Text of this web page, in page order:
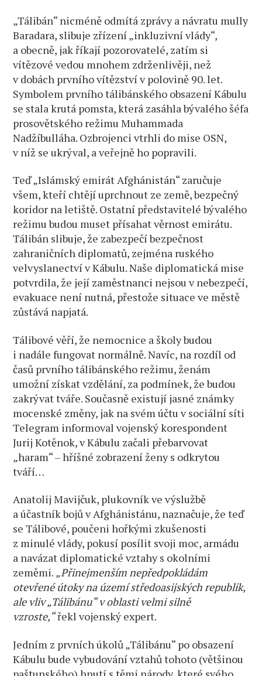
„Tálibán“ nicméně odmítá zprávy a návratu mully
Baradara, slibuje zřízení „inkluzivní vlády“,
a obecně, jak říkají pozorovatelé, zatím si
vítězové vedou mnohem zdrženlivěji, než
v dobách prvního vítězství v polovině 90. let.
Symbolem prvního tálibánského obsazení Kábulu
se stala krutá pomsta, která zasáhla bývalého šéfa
prosovětského režimu Muhammada
Nadžíbulláha. Ozbrojenci vtrhli do mise OSN,
v níž se ukrýval, a veřejně ho popravili.
Teď „Islámský emirát Afghánistán“ zaručuje
všem, kteří chtějí uprchnout ze země, bezpečný
koridor na letiště. Ostatní představitelé bývalého
režimu budou muset přísahat věrnost emirátu.
Tálibán slibuje, že zabezpečí bezpečnost
zahraničních diplomatů, zejména ruského
velvyslanectví v Kábulu. Naše diplomatická mise
potvrdila, že její zaměstnanci nejsou v nebezpečí,
evakuace není nutná, přestože situace ve městě
zůstává napjatá.
Tálibové věří, že nemocnice a školy budou
i nadále fungovat normálně. Navíc, na rozdíl od
časů prvního tálibánského režimu, ženám
umožní získat vzdělání, za podmínek, že budou
zakrývat tváře. Současně existují jasné známky
mocenské změny, jak na svém účtu v sociální síti
Telegram informoval vojenský korespondent
Jurij Kotěnok, v Kábulu začali přebarvovat
„haram“ – hříšné zobrazení ženy s odkrytou
tváří…
Anatolij Mavijčuk, plukovník ve výslužbě
a účastník bojů v Afghánistánu, naznačuje, že teď
se Tálibové, poučeni hořkými zkušenosti
z minulé vlády, pokusí posílit svoji moc, armádu
a navázat diplomatické vztahy s okolními
zeměmi. „Přinejmenším nepředpokládám
otevřené útoky na území středoasijských republik,
ale vliv „Tálibánu“ v oblasti velmi silně
vzroste,“řekl vojenský expert.
Jedním z prvních úkolů „Tálibánu“ po obsazení
Kábulu bude vybudování vztahů tohoto (většinou